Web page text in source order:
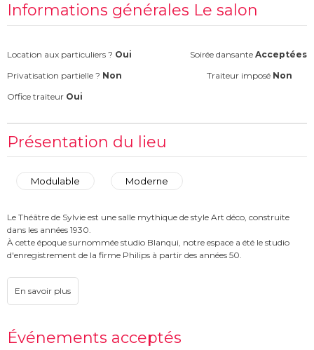
Informations générales Le salon
Location aux particuliers ? Oui Soirée dansante Acceptées
Privatisation partielle ? Non Traiteur imposé Non
Office traiteur Oui
Présentation du lieu
Modulable Moderne
Le Théâtre de Sylvie est une salle mythique de style Art déco, construite
dans les années 1930.
À cette époque surnommée studio Blanqui, notre espace a été le studio
d'enregistrement de la firme Philips à partir des années 50.
Notre espace vous offre la possibilité d’accueillir jusqu’à 280 personnes
pour vos événements professionnels ou privés. Composée d’un grand
parterre d’une surface de 280m² en parquet, ainsi que d’une scène de
organiser vos discours, présentation, animation, enregistrement
audio/vidéo ou soirée privée. Avec une hauteur sous plafond de 10 mètres le
Événements acceptés